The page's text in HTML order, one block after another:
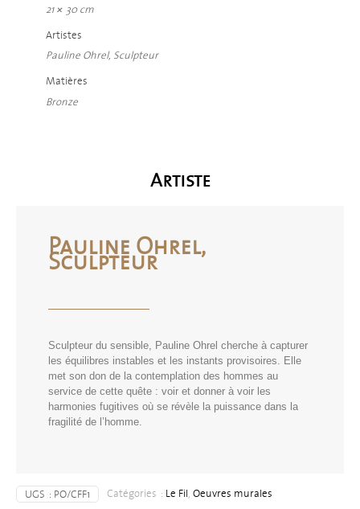
21 × 30 cm
Artistes
Pauline Ohrel, Sculpteur
Matières
Bronze
Artiste
Pauline Ohrel,
Sculpteur
Sculpteur du sensible, Pauline Ohrel cherche à capturer
les équilibres instables et les instants provisoires. Elle
met son don de la contemplation des hommes au
service de cette quête : voir et donner à voir les
harmonies fugitives où se révèle la puissance dans la
fragilité de l’homme.
UGS : PO/CFF1 Catégories : Le Fil,Oeuvres murales